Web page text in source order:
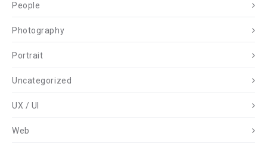
People
Photography
Portrait
Uncategorized
UX / UI
Web